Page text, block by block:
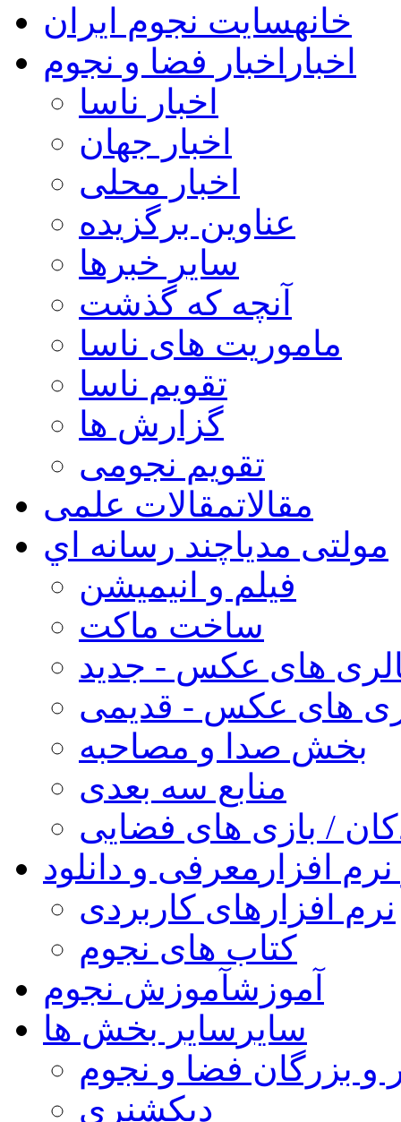
خانهسایت نجوم ایران
اخبار اخبار فضا و نجوم
اخبار ناسا
اخبار جهان
اخبار محلی
عناوین برگزیده
سایر خبرها
آنچه که گذشت
ماموریت های ناسا
تقویم ناسا
گزارش ها
تقویم نجومی
مقالاتمقالات علمی
مولتی مدیاچند رسانه اي
فیلم و انیمیشن
ساخت ماکت
های عکس - جدید
های عکس - قدیمی
بخش صدا و مصاحبه
منابع سه بعدی
/ بازی های فضایی
افزار معرفی و دانلود
نرم افزارهای کاربردی
کتاب های نجوم
آموزشآموزش نجوم
سایر سایر بخش ها
و بزرگان فضا و نجوم
دیکشنری